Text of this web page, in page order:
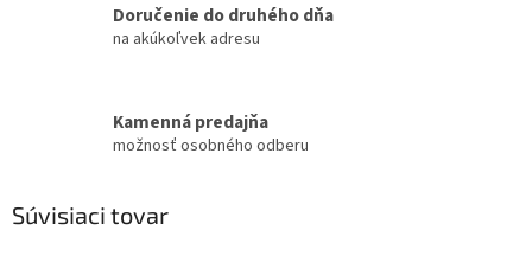
Doručenie do druhého dňa
na akúkoľvek adresu
Kamenná predajňa
možnosť osobného odberu
Súvisiaci tovar